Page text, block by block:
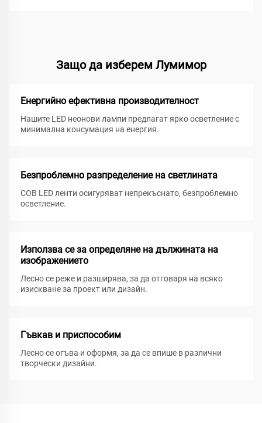
Защо да изберем Лумимор
Енергийно ефективна производителност
Нашите LED неонови лампи предлагат ярко осветление с
минимална консумация на енергия.
Безпроблемно разпределение на светлината
COB LED ленти осигуряват непрекъснато, безпроблемно
осветление.
Използва се за определяне на дължината на
изображението
Лесно се реже и разширява, за да отговаря на всяко
изискване за проект или дизайн.
Гъвкав и приспособим
Лесно се огъва и оформя, за да се впише в различни
творчески дизайни.